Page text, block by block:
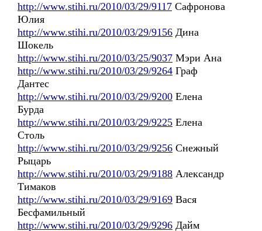
http://www.stihi.ru/2010/03/29/9117 Сафронова
Юлия
http://www.stihi.ru/2010/03/29/9156 Дина
Шокель
http://www.stihi.ru/2010/03/25/9037 Мэри Ана
http://www.stihi.ru/2010/03/29/9264 Граф
Дантес
http://www.stihi.ru/2010/03/29/9200 Елена
Бурда
http://www.stihi.ru/2010/03/29/9225 Елена
Столь
http://www.stihi.ru/2010/03/29/9256 Снежный
Рыцарь
http://www.stihi.ru/2010/03/29/9188 Александр
Тимаков
http://www.stihi.ru/2010/03/29/9169 Вася
Бесфамильный
http://www.stihi.ru/2010/03/29/9296 Дайм